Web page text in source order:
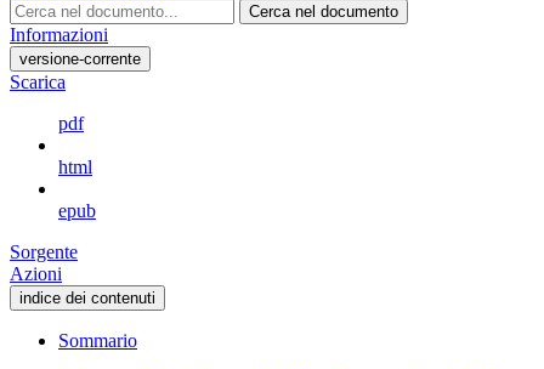
Cerca nel documento
Informazioni
versione-corrente
Scarica
pdf
html
epub
Sorgente
Azioni
indice dei contenuti
Sommario